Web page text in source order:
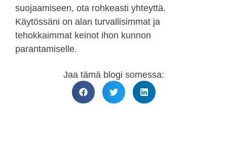
suojaamiseen, ota rohkeasti yhteyttä.
Käytössäni on alan turvallisimmat ja
tehokkaimmat keinot ihon kunnon
parantamiselle.
Jaa tämä blogi somessa: